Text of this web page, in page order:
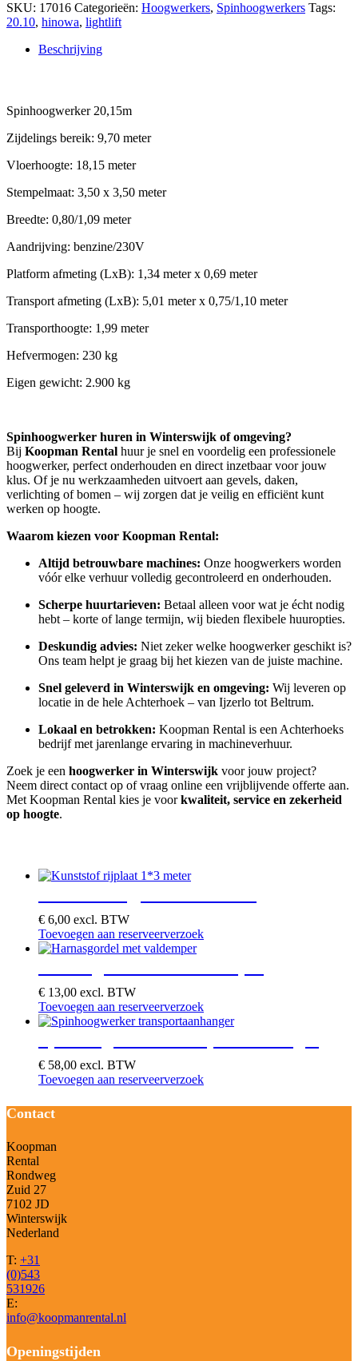
SKU: 17016 Categorieën: Hoogwerkers, Spinhoogwerkers Tags:
20.10, hinowa, lightlift
Beschrijving
Spinhoogwerker 20,15m
Zijdelings bereik: 9,70 meter
Vloerhoogte: 18,15 meter
Stempelmaat: 3,50 x 3,50 meter
Breedte: 0,80/1,09 meter
Aandrijving: benzine/230V
Platform afmeting (LxB): 1,34 meter x 0,69 meter
Transport afmeting (LxB): 5,01 meter x 0,75/1,10 meter
Transporthoogte: 1,99 meter
Hefvermogen: 230 kg
Eigen gewicht: 2.900 kg
Spinhoogwerker huren in Winterswijk of omgeving?
Bij Koopman Rental huur je snel en voordelig een professionele
hoogwerker, perfect onderhouden en direct inzetbaar voor jouw
klus. Of je nu werkzaamheden uitvoert aan gevels, daken,
verlichting of bomen – wij zorgen dat je veilig en efficiënt kunt
werken op hoogte.
Waarom kiezen voor Koopman Rental:
Altijd betrouwbare machines: Onze hoogwerkers worden
vóór elke verhuur volledig gecontroleerd en onderhouden.
Scherpe huurtarieven: Betaal alleen voor wat je écht nodig
hebt – korte of lange termijn, wij bieden flexibele huuropties.
Deskundig advies: Niet zeker welke hoogwerker geschikt is?
Ons team helpt je graag bij het kiezen van de juiste machine.
Snel geleverd in Winterswijk en omgeving: Wij leveren op
locatie in de hele Achterhoek – van Ijzerlo tot Beltrum.
Lokaal en betrokken: Koopman Rental is een Achterhoeks
bedrijf met jarenlange ervaring in machineverhuur.
Zoek je een hoogwerker in Winterswijk voor jouw project?
Neem direct contact op of vraag online een vrijblijvende offerte aan.
Met Koopman Rental kies je voorkwaliteit, service en zekerheid
op hoogte.
€ 6,00 excl. BTW
Toevoegen aan reserveerverzoek
€ 13,00 excl. BTW
Toevoegen aan reserveerverzoek
€ 58,00 excl. BTW
Toevoegen aan reserveerverzoek
Contact
Koopman
Rental
Rondweg
Zuid 27
7102 JD
Winterswijk
Nederland
T: +31
(0)543
531926
E:
info@koopmanrental.nl
Openingstijden